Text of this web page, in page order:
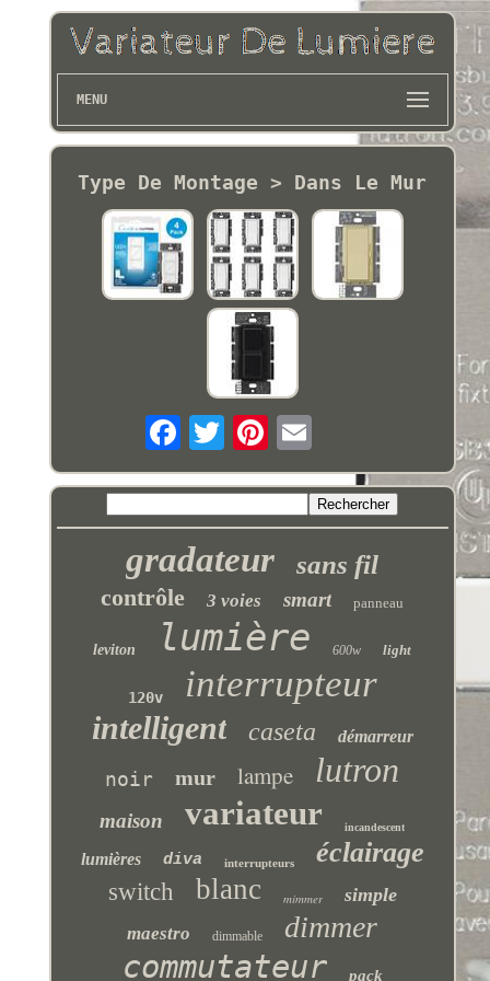
MENU
Type De Montage > Dans Le Mur
gradateur sans fil
contrôle 3 voies smart panneau
leviton lumière 600w light
120v interrupteur
intelligent caseta démarreur
noir mur lampe lutron
maison variateur incandescent
lumières diva interrupteurs éclairage
switch blanc mimmer simple
maestro dimmable dimmer
commutateur pack